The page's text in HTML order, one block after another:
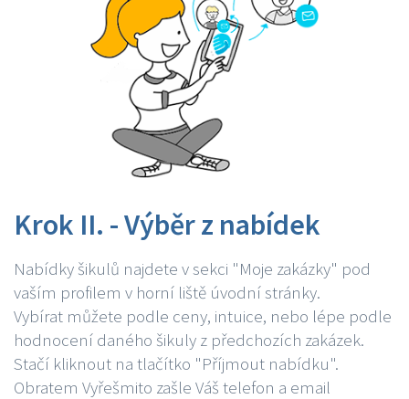
Krok II. - Výběr z nabídek
Nabídky šikulů najdete v sekci "Moje zakázky" pod
vaším profilem v horní liště úvodní stránky.
Vybírat můžete podle ceny, intuice, nebo lépe podle
hodnocení daného šikuly z předchozích zakázek.
Stačí kliknout na tlačítko "Příjmout nabídku".
Obratem Vyřešmito zašle Váš telefon a email